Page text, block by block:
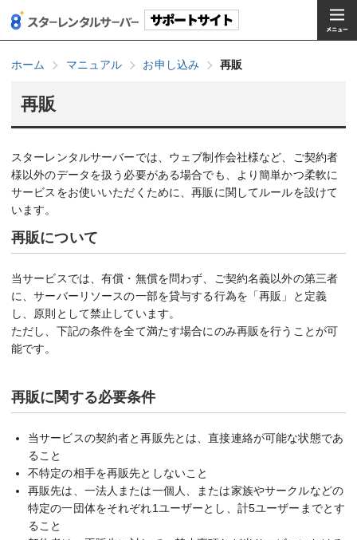
ホーム マニュアル お申し込み 再販
再販
スターレンタルサーバーでは、ウェブ制作会社様など、ご契約者
様以外のデータを扱う必要がある場合でも、より簡単かつ柔軟に
サービスをお使いいただくために、再販に関してルールを設けて
います。
再販について
当サービスでは、有償・無償を問わず、ご契約名義以外の第三者
に、サーバーリソースの一部を貸与する行為を「再販」と定義
し、原則として禁止しています。
ただし、下記の条件を全て満たす場合にのみ再販を行うことが可
能です。
再販に関する必要条件
当サービスの契約者と再販先とは、直接連絡が可能な状態であ
ること
不特定の相手を再販先としないこと
再販先は、一法人または一個人、または家族やサークルなどの
特定の一団体をそれぞれ1ユーザーとし、計5ユーザーまでとす
ること